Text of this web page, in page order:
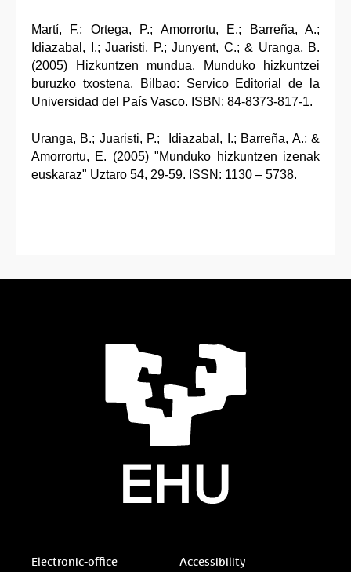
Martí, F.; Ortega, P.; Amorrortu, E.; Barreña, A.;
Idiazabal, I.; Juaristi, P.; Junyent, C.; & Uranga, B.
(2005) Hizkuntzen mundua. Munduko hizkuntzei
buruzko txostena. Bilbao: Servico Editorial de la
Universidad del País Vasco. ISBN: 84-8373-817-1.
Uranga, B.; Juaristi, P.; Idiazabal, I.; Barreña, A.; &
Amorrortu, E. (2005) "Munduko hizkuntzen izenak
euskaraz" Uztaro 54, 29-59. ISSN: 1130 – 5738.
Electronic-office Accessibility